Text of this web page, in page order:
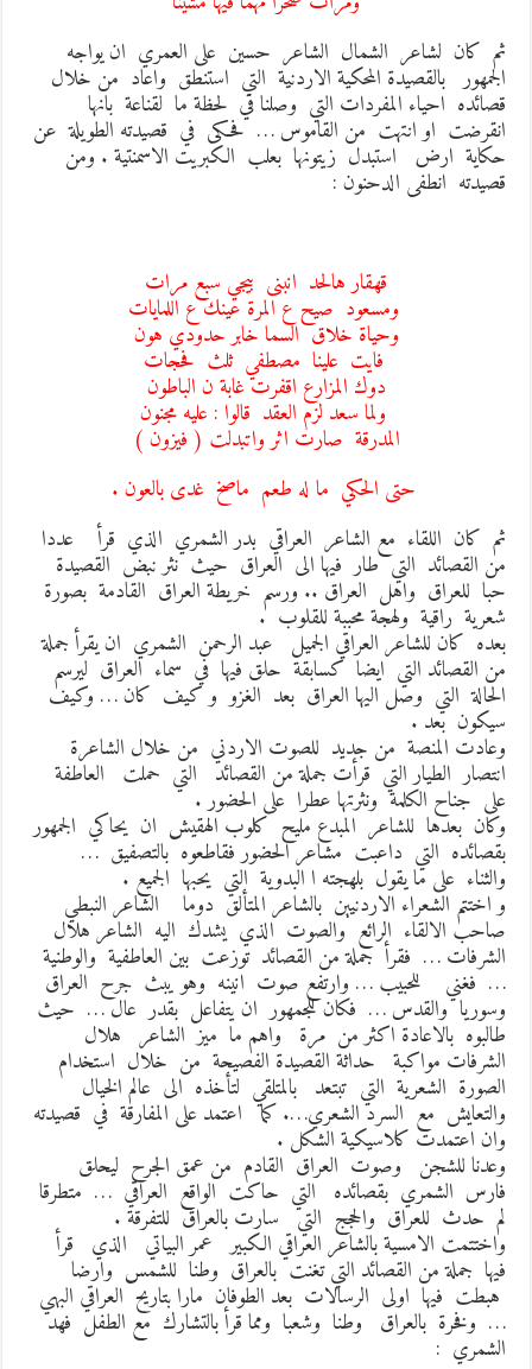
كان لشاعر الشمال الشاعر حسين على العمري ان يواجه
بالقصيدة المحكية الاردنية التي استنطق واعاد من خلال
احياء المفردات التي وصلنا في لحظة ما لقناعة بانها
او انتهت من القاموس … فحكى في قصيدته الطويلة عن
ارض استبدل زيتونها بعلب الكبريت الاسمنتية . ومن
انطفى الدحنون :
قهقار هالحد انبنى بيجي سبع مرات
ومسعود صيح ع المرة عينك ع اللمايات
وحياة خلاق السما خابر حدودي هون
فايت علينا مصطفي ثلث فحجات
دوك المزارع اقفرت غابة ن الباطون
ولما سعد لزم العقد قالوا : عليه مجنون
المدرقة صارت اثر واتبدلت ( فيزون )
حتى الحكي ما له طعم ماصخ غدى بالعون .
كان اللقاء مع الشاعر العراقي بدر الشمري الذي قرأ عددا
القصائد التي طار فيها الى العراق حيث نثر نبض القصيدة
للعراق واهل العراق .. ورسم خريطة العراق القادمة بصورة
راقية ولهجة محببة للقلوب .
كان للشاعر العراقي الجميل عبد الرحمن الشمري ان يقرأ جملة
القصائد التي ايضا كسابقة حلق فيها في سماء العراق ليرسم
التي وصل اليها العراق بعد الغزو و كيف كان … وكيف
بعد .
المنصة من جديد للصوت الاردني من خلال الشاعرة
الطيار التي قرأت جملة من القصائد التي حملت العاطفة
جناح الكلمة ونثرتها عطرا على الحضور .
بعدها للشاعر المبدع مليح كلوب الهقيش ان يحاكي الجمهور
التي داعبت مشاعر الحضور فقاطعوه بالتصفيق …
على ما يقول بلهجته ا البدوية التي يحبها الجميع .
اختتم الشعراء الاردنيين بالشاعر المتألق دوما الشاعر النبطي
الالقاء الرائع والصوت الذي يشدك اليه الشاعر هلال
… فقرأ جملة من القصائد توزعت بين العاطفية والوطنية
فغني للحبيب … وارتفع صوت انينه وهو يبث جرح العراق
والقدس … فكان للجمهور ان يتفاعل بقدر عال … حيث
بالاعادة اكثر من مرة واهم ما ميز الشاعر هلال
مواكبة حداثة القصيدة الفصيحة من خلال استخدام
الشعرية التي تبتعد بالمتلقي لتأخذه الى عالم الخيال
مع السرد الشعري…. كما اعتمد على المفارقة في قصيدته
اعتمدت كلاسيكية الشكل .
للشجن وصوت العراق القادم من عمق الجرح ليحلق
الشمري بقصائده التي حاكت الواقع العراقي … متطرقا
حدث للعراق والحجج التي سارت بالعراق للتفرقة .
الامسية بالشاعر العراقي الكبير عمر البياتي الذي قرأ
جملة من القصائد التي تغنت بالعراق وطنا للشمس وارضا
فيها اولى الرسالات بعد الطوفان مارا بتاريح العراقي البهي
وفخرة بالعراق وطنا وشعبا ومما قرأ بالتشارك مع الطفل فهد
: